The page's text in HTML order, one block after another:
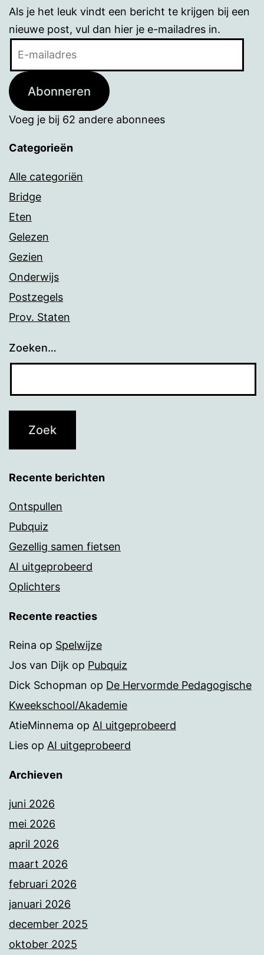
Als je het leuk vindt een bericht te krijgen bij een
nieuwe post, vul dan hier je e-mailadres in.
Abonneren
Voeg je bij 62 andere abonnees
Categorieën
Alle categoriën
Bridge
Eten
Gelezen
Gezien
Onderwijs
Postzegels
Prov. Staten
Zoeken…
Recente berichten
Ontspullen
Pubquiz
Gezellig samen fietsen
AI uitgeprobeerd
Oplichters
Recente reacties
Reina op Spelwijze
Jos van Dijk op Pubquiz
Dick Schopman op De Hervormde Pedagogische
Kweekschool/Akademie
AtieMinnema op AI uitgeprobeerd
Lies op AI uitgeprobeerd
Archieven
juni 2026
mei 2026
april 2026
maart 2026
februari 2026
januari 2026
december 2025
oktober 2025